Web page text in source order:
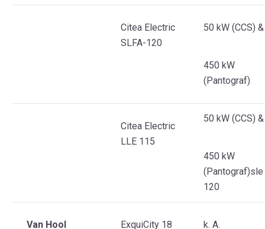
Citea Electric
SLFA-120
50 kW (CCS) &
450 kW
(Pantograf)
Citea Electric
LLE 115
50 kW (CCS) &
450 kW
(Pantograf)sle
120
Van Hool ExquiCity 18 k. A.